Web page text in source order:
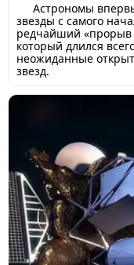
Астрономы
звезды с самого
редчайший «прорыв
который длился
неожиданные
звезд.